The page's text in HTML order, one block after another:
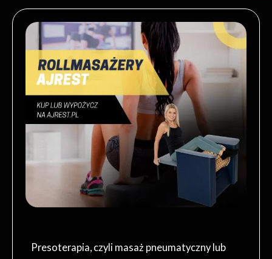
Presoterapia, czyli masaż pneumatyczny lub